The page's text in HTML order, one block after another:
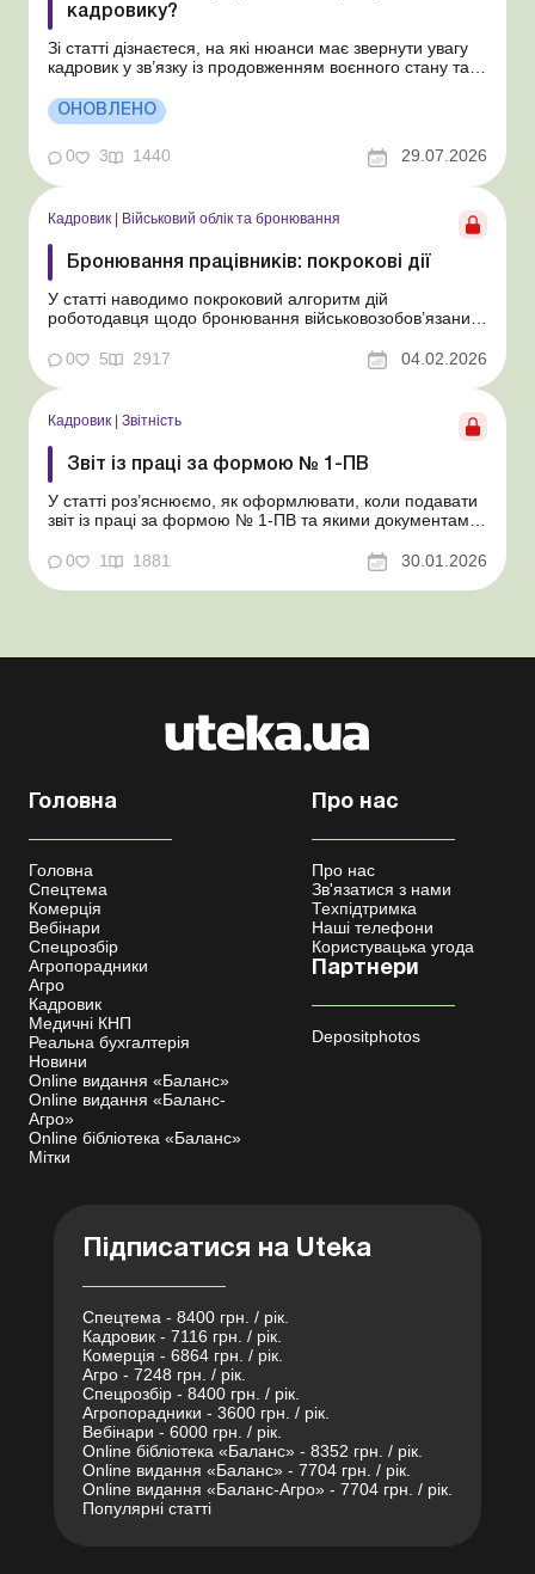
кадровику?
Зі статті дізнаєтеся, на які нюанси має звернути увагу
кадровик у зв’язку із продовженням воєнного стану та
мобілізацію строком на 90 діб: з 2 серпня 2026 року до
31 жовтня 2026 року. Розглянемо особливості
ОНОВЛЕНО
0 3 1440 29.07.2026
Кадровик | Військовий облік та бронювання
Бронювання працівників: покрокові дії
У статті наводимо покроковий алгоритм дій
роботодавця щодо бронювання військовозобов’язаних
бронювання працівників є одним з важливих завдань
роботодавця, адже це дає змогу підприємству
працювати завдяки необхідній кількості персоналу. Але
чи всі...
0 5 2917 04.02.2026
Кадровик | Звітність
Звіт із праці за формою № 1-ПВ
У статті роз’яснюємо, як оформлювати, коли подавати
звіт із праці за формою № 1-ПВ та якими документами
05.07.2025 відновлено обов’язкове подання
статистичної та фінансової звітності для всіх
підприємств, установ, організацій та підпри...
0 1 1881 30.01.2026
Головна
Головна
Спецтема
Комерція
Вебінари
Спецрозбір
Агропорадники
Агро
Кадровик
Медичні КНП
Реальна бухгалтерія
Новини
Online видання «Баланс»
Online видання «Баланс-
Агро»
Online бібліотека «Баланс»
Мітки
Про нас
Про нас
Зв'язатися з нами
Техпідтримка
Наші телефони
Користувацька угода
Партнери
Depositphotos
Підписатися на Uteka
Спецтема - 8400 грн. / рік.
Кадровик - 7116 грн. / рік.
Комерція - 6864 грн. / рік.
Агро - 7248 грн. / рік.
Спецрозбір - 8400 грн. / рік.
Агропорадники - 3600 грн. / рік.
Вебінари - 6000 грн. / рік.
Online бібліотека «Баланс» - 8352 грн. / рік.
Online видання «Баланс» - 7704 грн. / рік.
Online видання «Баланс-Агро» - 7704 грн. / рік.
Популярні статті